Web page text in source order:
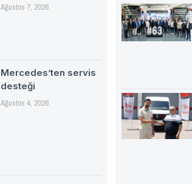
Ağustos 7, 2026
Mercedes’ten servis
desteği
Ağustos 4, 2026